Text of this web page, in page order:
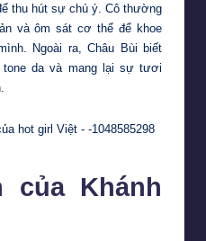
thu hút sự chú ý. Cô thường
và ôm sát cơ thể để khoe
Ngoài ra, Châu Bùi biết
da và mang lại sự tươi
của Khánh